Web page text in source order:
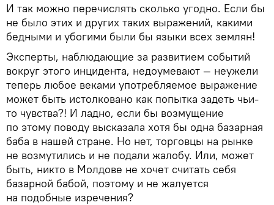
И так можно перечислять сколько угодно. Если бы
не было этих и других таких выражений, какими
бедными и убогими были бы языки всех землян!
Эксперты, наблюдающие за развитием событий
вокруг этого инцидента, недоумевают — неужели
теперь любое веками употребляемое выражение
может быть истолковано как попытка задеть чьи-
то чувства?! И ладно, если бы возмущение
по этому поводу высказала хотя бы одна базарная
баба в нашей стране. Но нет, торговцы на рынке
не возмутились и не подали жалобу. Или, может
быть, никто в Молдове не хочет считать себя
базарной бабой, поэтому и не жалуется
на подобные изречения?